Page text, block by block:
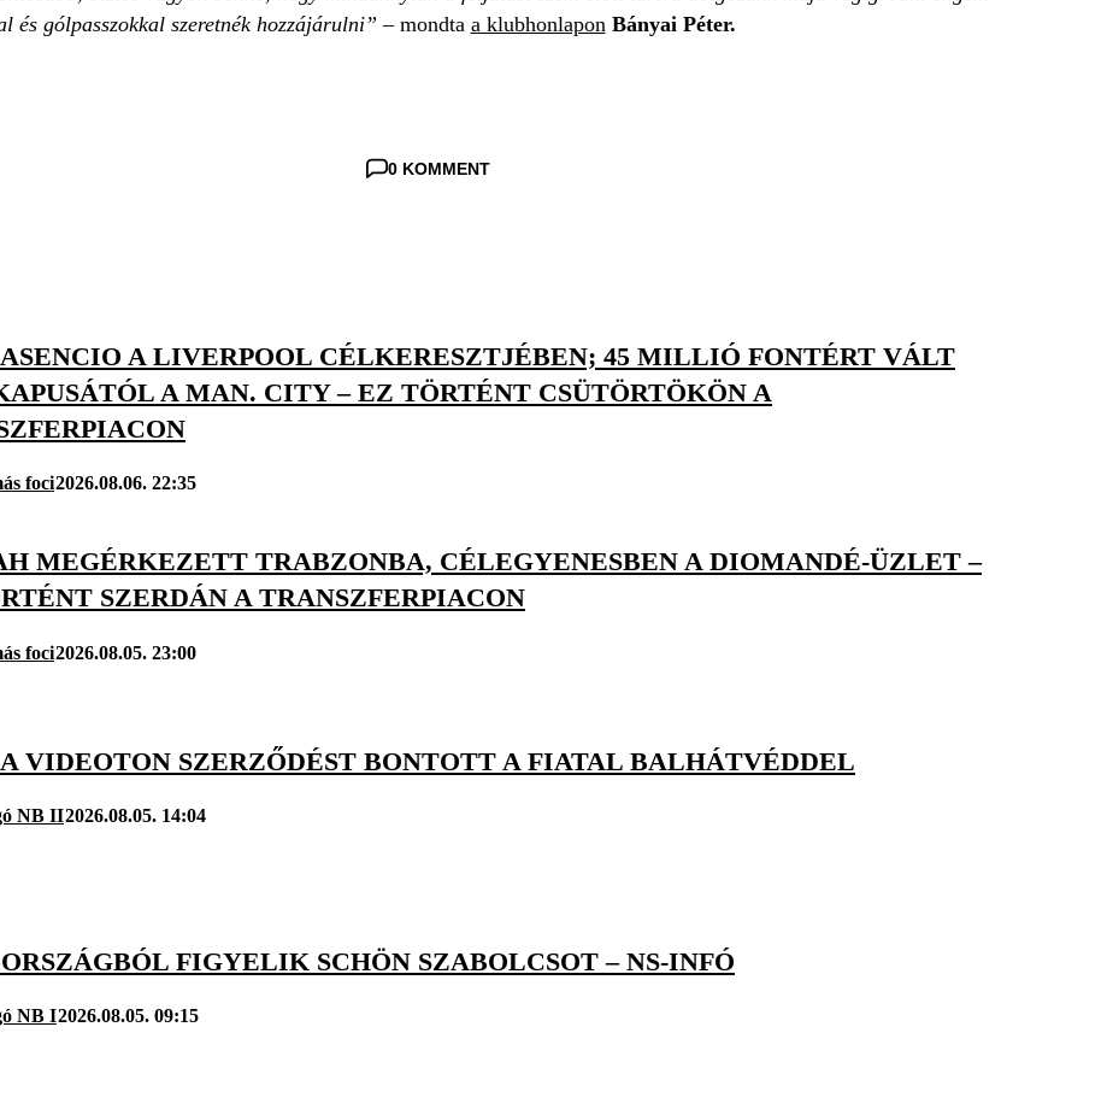
és gólpasszokkal szeretnék hozzájárulni” – mondta a klubhonlapon Bányai Péter.
0 KOMMENT
A LIVERPOOL CÉLKERESZTJÉBEN; 45 MILLIÓ FONTÉRT VÁLT
A MAN. CITY – EZ TÖRTÉNT CSÜTÖRTÖKÖN A
foci2026.08.06. 22:35
MEGÉRKEZETT TRABZONBA, CÉLEGYENESBEN A DIOMANDÉ-ÜZLET –
SZERDÁN A TRANSZFERPIACON
foci2026.08.05. 23:00
VIDEOTON SZERZŐDÉST BONTOTT A FIATAL BALHÁTVÉDDEL
NB II2026.08.05. 14:04
FIGYELIK SCHÖN SZABOLCSOT – NS-INFÓ
NB I2026.08.05. 09:15